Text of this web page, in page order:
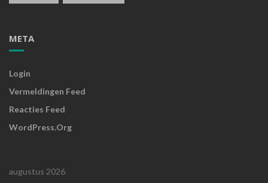
META
Login
Vermeldingen Feed
Reacties Feed
WordPress.org
augustus 2026